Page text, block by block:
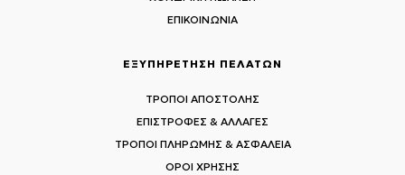
ΕΠΙΚΟΙΝΩΝΙΑ
ΕΞΥΠΗΡΕΤΗΣΗ ΠΕΛΑΤΩΝ
ΤΡΟΠΟΙ ΑΠΟΣΤΟΛΗΣ
ΕΠΙΣΤΡΟΦΕΣ & ΑΛΛΑΓΕΣ
ΤΡΟΠΟΙ ΠΛΗΡΩΜΗΣ & ΑΣΦΑΛΕΙΑ
ΟΡΟΙ ΧΡΗΣΗΣ